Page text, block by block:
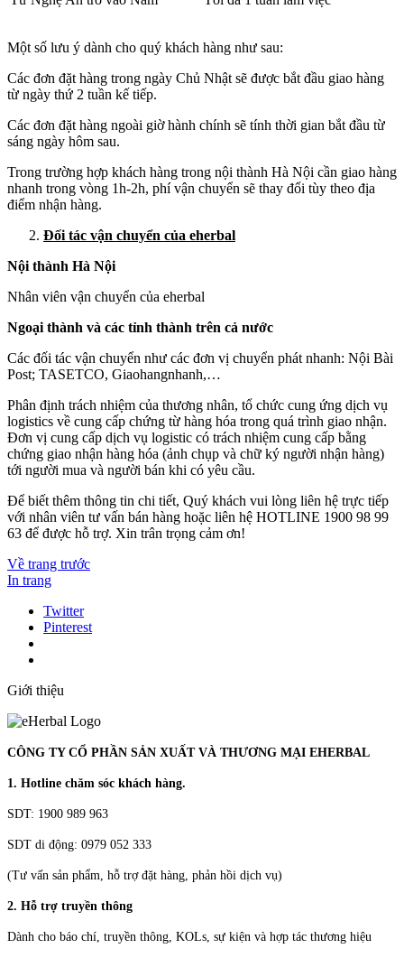
Một số lưu ý dành cho quý khách hàng như sau:
Các đơn đặt hàng trong ngày Chủ Nhật sẽ được bắt đầu giao hàng
từ ngày thứ 2 tuần kế tiếp.
Các đơn đặt hàng ngoài giờ hành chính sẽ tính thời gian bắt đầu từ
sáng ngày hôm sau.
Trong trường hợp khách hàng trong nội thành Hà Nội cần giao hàng
nhanh trong vòng 1h-2h, phí vận chuyển sẽ thay đổi tùy theo địa
điểm nhận hàng.
Đối tác vận chuyển của eherbal
Nội thành Hà Nội
Nhân viên vận chuyển của eherbal
Ngoại thành và các tỉnh thành trên cả nước
Các đối tác vận chuyển như các đơn vị chuyển phát nhanh: Nội Bài
Post; TASETCO, Giaohangnhanh,…
Phân định trách nhiệm của thương nhân, tổ chức cung ứng dịch vụ
logistics về cung cấp chứng từ hàng hóa trong quá trình giao nhận.
Đơn vị cung cấp dịch vụ logistic có trách nhiệm cung cấp bằng
chứng giao nhận hàng hóa (ảnh chụp và chữ ký người nhận hàng)
tới người mua và người bán khi có yêu cầu.
Để biết thêm thông tin chi tiết, Quý khách vui lòng liên hệ trực tiếp
với nhân viên tư vấn bán hàng hoặc liên hệ HOTLINE 1900 98 99
63 để được hỗ trợ. Xin trân trọng cảm ơn!
Về trang trước
In trang
Twitter
Pinterest
Giới thiệu
CÔNG TY CỔ PHẦN SẢN XUẤT VÀ THƯƠNG MẠI EHERBAL
1. Hotline chăm sóc khách hàng.
SDT: 1900 989 963
SDT di động: 0979 052 333
(Tư vấn sản phẩm, hỗ trợ đặt hàng, phản hồi dịch vụ)
2. Hỗ trợ truyền thông
Dành cho báo chí, truyền thông, KOLs, sự kiện và hợp tác thương hiệu